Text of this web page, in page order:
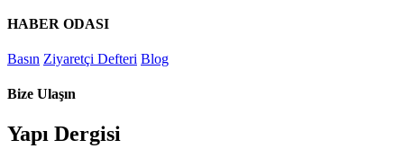
HABER ODASI
Basın Ziyaretçi Defteri Blog
Bize Ulaşın
Yapı Dergisi